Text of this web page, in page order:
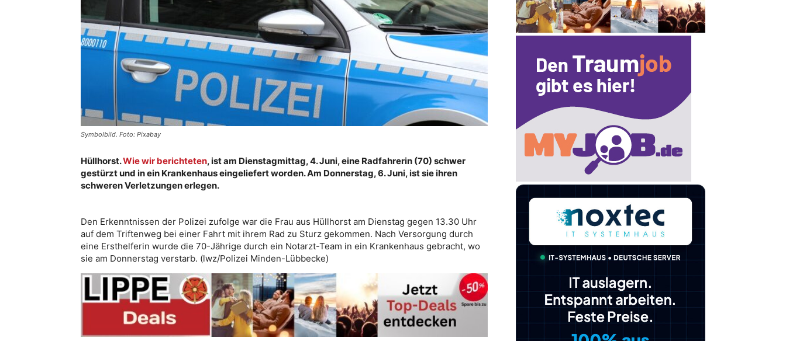
Symbolbild. Foto: Pixabay
Hüllhorst.Wie wir berichteten, ist am Dienstagmittag, 4. Juni, eine Radfahrerin (70) schwer
gestürzt und in ein Krankenhaus eingeliefert worden. Am Donnerstag, 6. Juni, ist sie ihren
schweren Verletzungen erlegen.
Den Erkenntnissen der Polizei zufolge war die Frau aus Hüllhorst am Dienstag gegen 13.30 Uhr
auf dem Triftenweg bei einer Fahrt mit ihrem Rad zu Sturz gekommen. Nach Versorgung durch
eine Ersthelferin wurde die 70-Jährige durch ein Notarzt-Team in ein Krankenhaus gebracht, wo
sie am Donnerstag verstarb. (lwz/Polizei Minden-Lübbecke)